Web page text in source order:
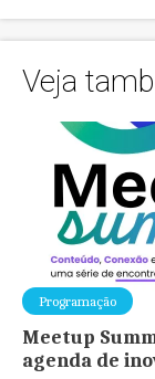
Veja
Programação
Meetup
agenda de